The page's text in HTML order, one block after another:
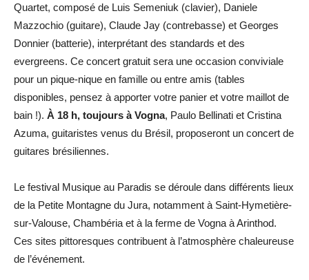
Quartet, composé de Luis Semeniuk (clavier), Daniele
Mazzochio (guitare), Claude Jay (contrebasse) et Georges
Donnier (batterie), interprétant des standards et des
evergreens. Ce concert gratuit sera une occasion conviviale
pour un pique-nique en famille ou entre amis (tables
disponibles, pensez à apporter votre panier et votre maillot de
bain !). À 18 h, toujours à Vogna, Paulo Bellinati et Cristina
Azuma, guitaristes venus du Brésil, proposeront un concert de
guitares brésiliennes.
Le festival Musique au Paradis se déroule dans différents lieux
de la Petite Montagne du Jura, notamment à Saint-Hymetière-
sur-Valouse, Chambéria et à la ferme de Vogna à Arinthod.
Ces sites pittoresques contribuent à l’atmosphère chaleureuse
de l’événement.